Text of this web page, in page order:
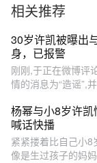
相关推荐
30岁许凯被曝出
身，已报警
刚刚,于正在微博评
情的消息为“造谣”,
杨幂与小8岁许
喊话快播
紧紧搂着比自己小
像是生过孩子的妈